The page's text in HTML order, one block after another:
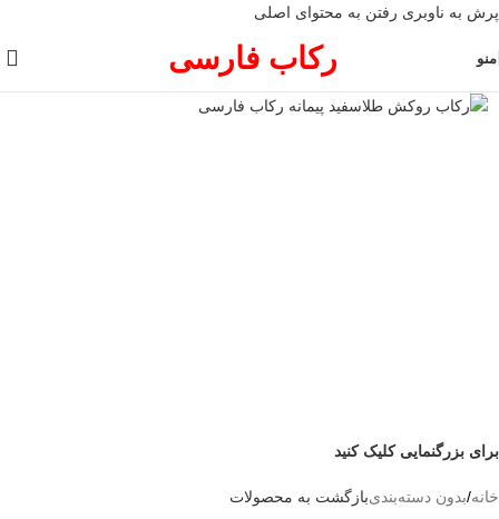
پرش به ناوبری رفتن به محتوای اصلی
منو رکاب فارسی
برای بزرگنمایی کلیک کنید
خانه/بدون دسته‌بندیبازگشت به محصولات